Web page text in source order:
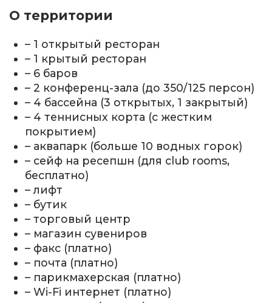
О территории
– 1 открытый ресторан
– 1 крытый ресторан
– 6 баров
– 2 конференц-зала (до 350/125 персон)
– 4 бассейна (3 открытых, 1 закрытый)
– 4 теннисных корта (с жестким
покрытием)
– аквапарк (больше 10 водных горок)
– сейф на ресепшн (для club rooms,
бесплатно)
– лифт
– бутик
– торговый центр
– магазин сувениров
– факс (платно)
– почта (платно)
– парикмахерская (платно)
– Wi-Fi интернет (платно)